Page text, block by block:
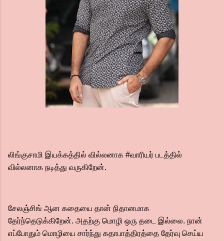
லிங்குசாமி இயக்கத்தில் வில்லனாக #வாரியர் படத்தில்
வில்லனாக நடித்து வருகிறேன்.
சேலஞ்சிங் ஆன கதையை தான் நிதானமாக
தேர்ந்தெடுக்கிறேன். அதற்கு மொழி ஒரு தடை இல்லை. நான்
எப்போதும் மொழியை சார்ந்து கதாபாத்திரத்தை தேர்வு செய்ய